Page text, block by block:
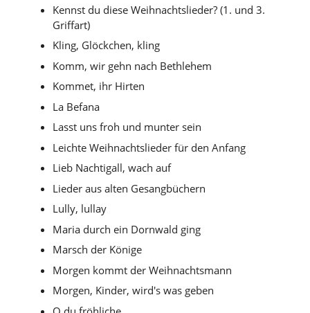
Kennst du diese Weihnachtslieder? (1. und 3.
Griffart)
Kling, Glöckchen, kling
Komm, wir gehn nach Bethlehem
Kommet, ihr Hirten
La Befana
Lasst uns froh und munter sein
Leichte Weihnachtslieder für den Anfang
Lieb Nachtigall, wach auf
Lieder aus alten Gesangbüchern
Lully, lullay
Maria durch ein Dornwald ging
Marsch der Könige
Morgen kommt der Weihnachtsmann
Morgen, Kinder, wird's was geben